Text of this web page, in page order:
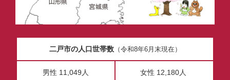
二戸市の人口世帯数（令和8年6月末現在）
男性 11,049人 女性 12,180人